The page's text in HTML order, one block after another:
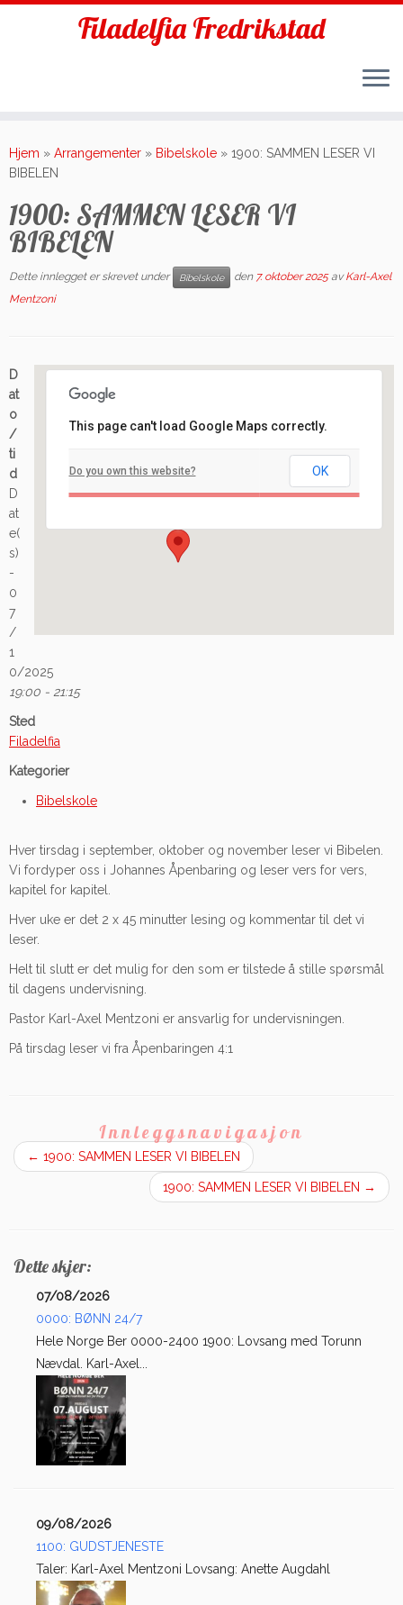
to
content
Filadelfia Fredrikstad
Hjem » Arrangementer » Bibelskole » 1900: SAMMEN LESER VI
BIBELEN
1900: SAMMEN LESER VI
BIBELEN
Dette innlegget er skrevet under Bibelskole den 7. oktober 2025 avKarl-Axel
Mentzoni
Arrangement
This page can't load Google Maps correctly.
Do you own this website? OK
D
at
o
/
ti
d
D
at
e(
s)
-
0
7
/
1
0/2025
19:00 - 21:15
Sted
Filadelfia
Kategorier
Bibelskole
Hver tirsdag i september, oktober og november leser vi Bibelen.
Vi fordyper oss i Johannes Åpenbaring og leser vers for vers,
kapitel for kapitel.
Hver uke er det 2 x 45 minutter lesing og kommentar til det vi
leser.
Helt til slutt er det mulig for den som er tilstede å stille spørsmål
til dagens undervisning.
Pastor Karl-Axel Mentzoni er ansvarlig for undervisningen.
På tirsdag leser vi fra Åpenbaringen 4:1
Innleggsnavigasjon
← 1900: SAMMEN LESER VI BIBELEN
1900: SAMMEN LESER VI BIBELEN →
Dette skjer:
07/08/2026
0000: BØNN 24/7
Hele Norge Ber 0000-2400 1900: Lovsang med Torunn
Nævdal. Karl-Axel...
09/08/2026
1100: GUDSTJENESTE
Taler: Karl-Axel Mentzoni Lovsang: Anette Augdahl